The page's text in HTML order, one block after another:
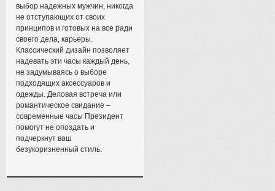
выбор надежных мужчин, никогда
не отступающих от своих
принципов и готовых на все ради
своего дела, карьеры.
Классический дизайн позволяет
надевать эти часы каждый день,
не задумываясь о выборе
подходящих аксессуаров и
одежды. Деловая встреча или
романтическое свидание –
современные часы Президент
помогут не опоздать и
подчеркнут ваш
безукоризненный стиль.